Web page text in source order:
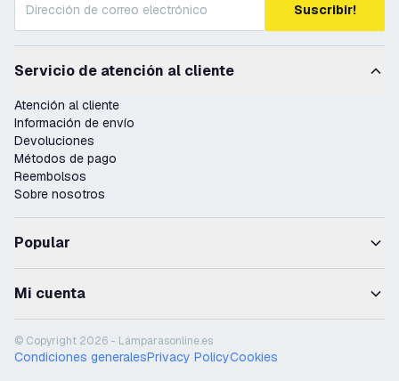
Suscribir!
Servicio de atención al cliente
Atención al cliente
Información de envío
Devoluciones
Métodos de pago
Reembolsos
Sobre nosotros
Popular
Mi cuenta
© Copyright 2026 - Lámparasonline.es
Condiciones generalesPrivacy PolicyCookies